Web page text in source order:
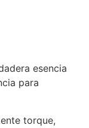
esencia
para
torque,